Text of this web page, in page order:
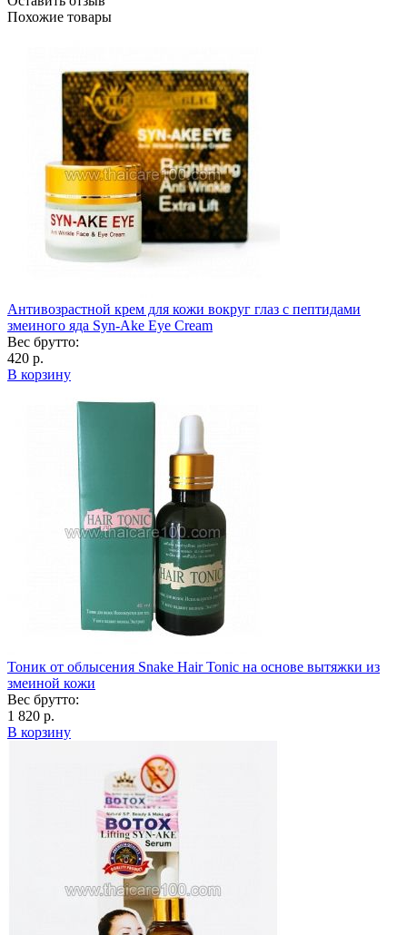
Похожие товары
Антивозрастной крем для кожи вокруг глаз с пептидами
змеиного яда Syn-Ake Eye Cream
Вес брутто:
420 р.
В корзину
Тоник от облысения Snake Hair Tonic на основе вытяжки из
змеиной кожи
Вес брутто:
1 820 р.
В корзину